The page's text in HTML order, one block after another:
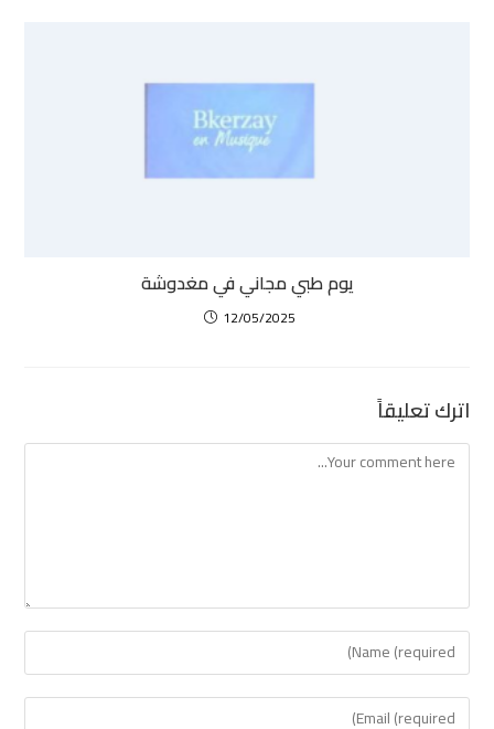
يوم طبي مجاني في مغدوشة
12/05/2025
اترك تعليقاً